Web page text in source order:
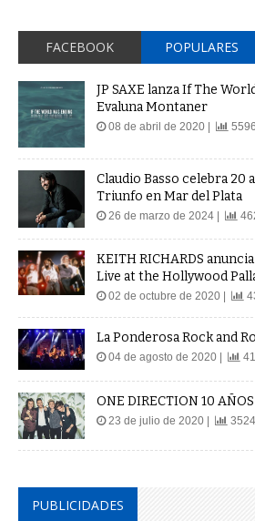
FACEBOOK POPULARES
JP SAXE lanza If The
Evaluna Montaner
08 de abril de 2020 | 5596
Claudio Basso celebra 20
Triunfo en Mar del Plata
26 de marzo de 2024 |
KEITH RICHARDS
Live at the Hollywood
02 de octubre de 2020 |
La Ponderosa Rock and
04 de agosto de 2020 |
ONE DIRECTION 10 AÑOS
23 de julio de 2020 | 3524
PUBLICIDADES